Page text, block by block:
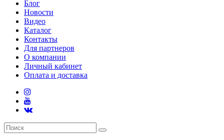
Блог
Новости
Видео
Каталог
Контакты
Для партнеров
О компании
Личный кабинет
Оплата и доставка